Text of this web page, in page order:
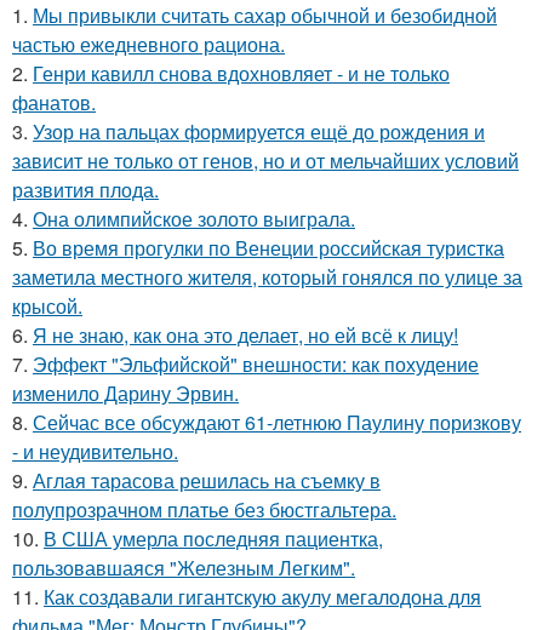
1. Мы привыкли считать сахар обычной и безобидной
частью ежедневного рациона.
2. Генри кавилл снова вдохновляет - и не только
фанатов.
3. Узор на пальцах формируется ещё до рождения и
зависит не только от генов, но и от мельчайших условий
развития плода.
4. Она олимпийское золото выиграла.
5. Во время прогулки по Венеции российская туристка
заметила местного жителя, который гонялся по улице за
крысой.
6. Я не знаю, как она это делает, но ей всё к лицу!
7. Эффект "Эльфийской" внешности: как похудение
изменило Дарину Эрвин.
8. Сейчас все обсуждают 61-летнюю Паулину поризкову
- и неудивительно.
9. Аглая тарасова решилась на съемку в
полупрозрачном платье без бюстгальтера.
10. В США умерла последняя пациентка,
пользовавшаяся "Железным Легким".
11. Как создавали гигантскую акулу мегалодона для